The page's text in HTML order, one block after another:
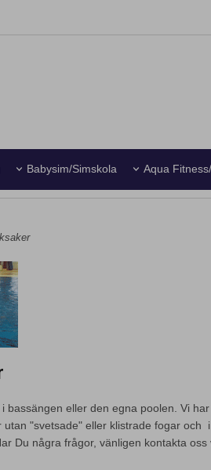
Babysim/Simskola Aqua
bassängen eller den egna poolen. Vi
utan "svetsade" eller klistrade fogar och
Du några frågor, vänligen kontakta oss